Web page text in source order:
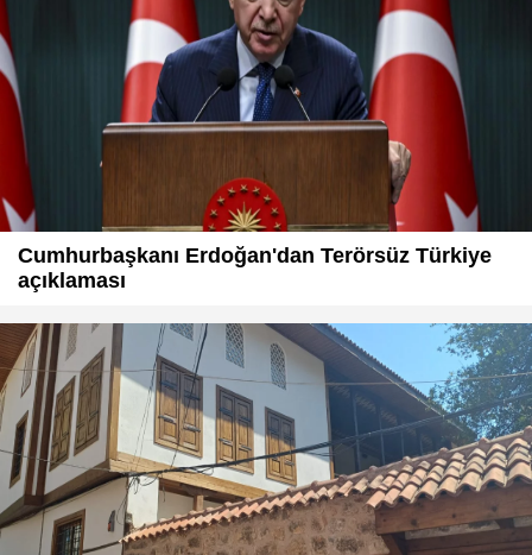
Cumhurbaşkanı Erdoğan'dan Terörsüz Türkiye
açıklaması